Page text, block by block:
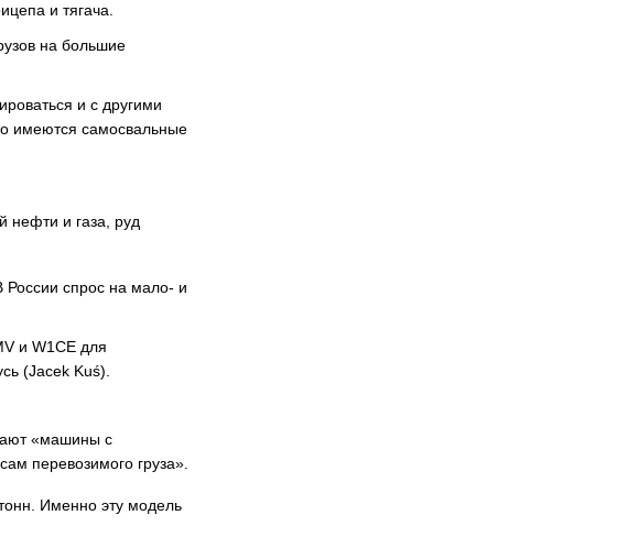
и тягача.
на большие
и с другими
имеются самосвальные
нефти и газа, руд
России спрос на мало- и
и W1CE для
(Jacek Kuś).
«машины с
перевозимого груза».
Именно эту модель